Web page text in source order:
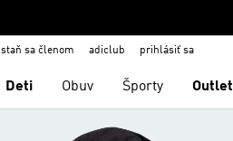
staň sa členom adiclub prihlásiť sa
Deti Obuv Športy Outlet